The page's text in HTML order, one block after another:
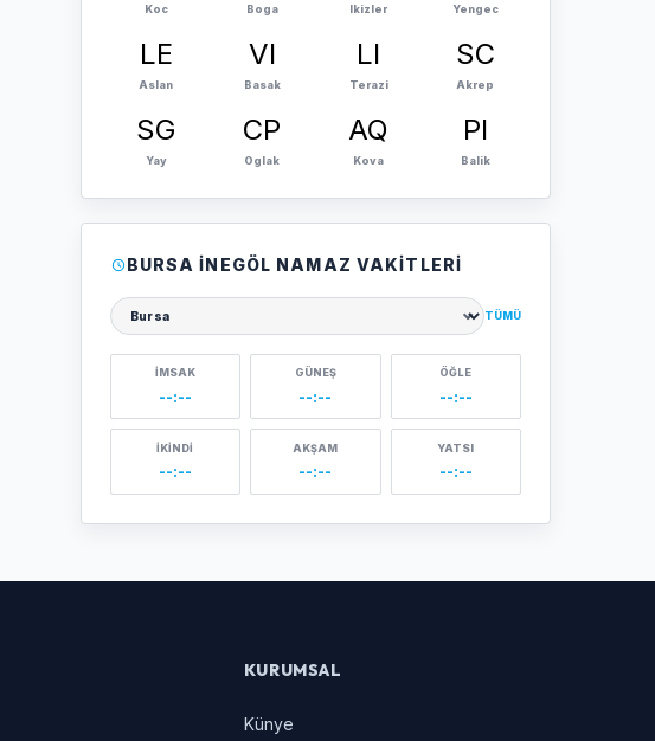
Koc Boga Ikizler Yengec
LE
Aslan
VI
Basak
LI
Terazi
SC
Akrep
SG
Yay
CP
Oglak
AQ
Kova
PI
Balik
BURSA İNEGÖL NAMAZ VAKITLERI
Şehir seçin
TÜMÜ
İMSAK
--:--
GÜNEŞ
--:--
ÖĞLE
--:--
İKINDI
--:--
AKŞAM
--:--
YATSI
--:--
KURUMSAL
Künye